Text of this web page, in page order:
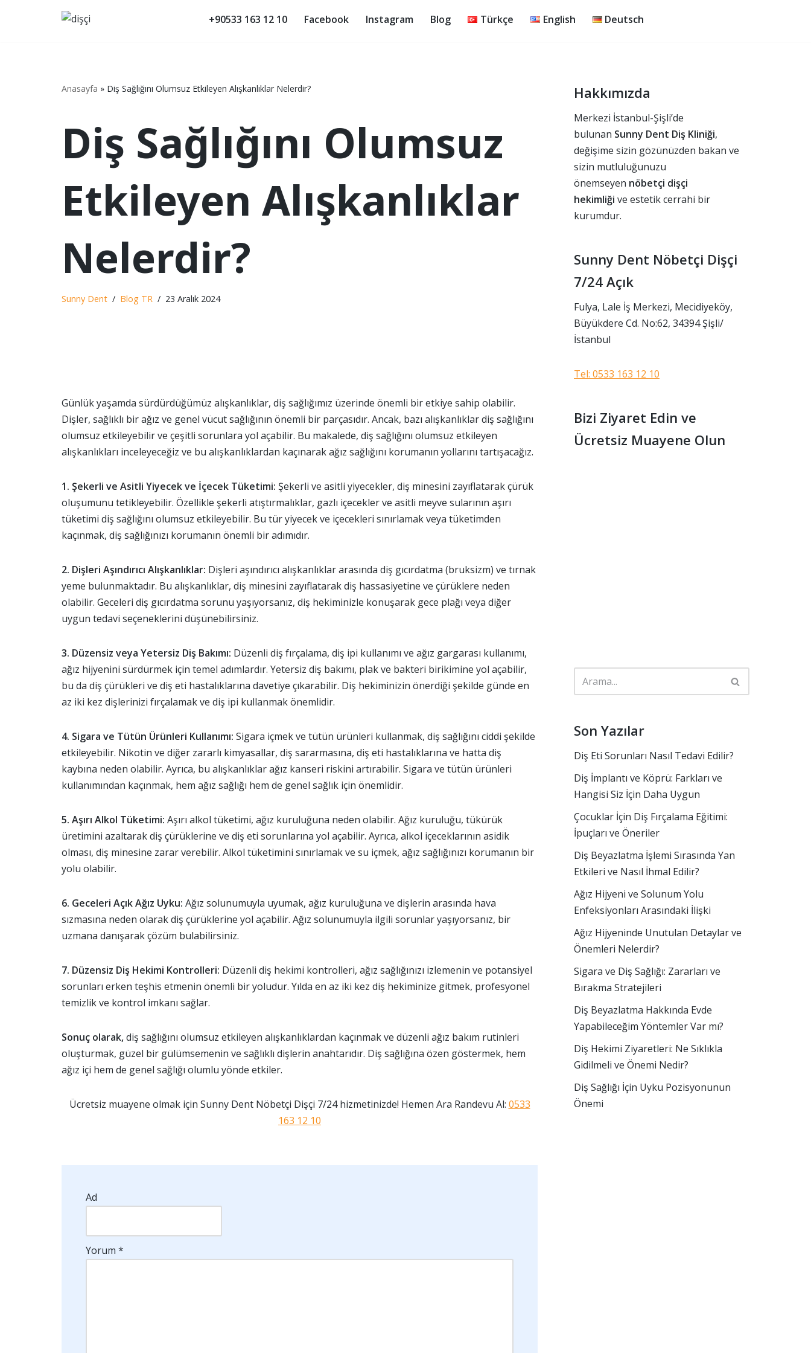
+90533 163 12 10 Facebook Instagram Blog Türkçe English Deutsch
Anasayfa » Diş Sağlığını Olumsuz Etkileyen Alışkanlıklar Nelerdir?
Diş Sağlığını Olumsuz
Etkileyen Alışkanlıklar
Nelerdir?
Sunny Dent Blog TR 23 Aralık 2024
Günlük yaşamda sürdürdüğümüz alışkanlıklar, diş sağlığımız üzerinde önemli bir etkiye sahip olabilir.
Dişler, sağlıklı bir ağız ve genel vücut sağlığının önemli bir parçasıdır. Ancak, bazı alışkanlıklar diş sağlığını
olumsuz etkileyebilir ve çeşitli sorunlara yol açabilir. Bu makalede, diş sağlığını olumsuz etkileyen
alışkanlıkları inceleyeceğiz ve bu alışkanlıklardan kaçınarak ağız sağlığını korumanın yollarını tartışacağız.
1. Şekerli ve Asitli Yiyecek ve İçecek Tüketimi: Şekerli ve asitli yiyecekler, diş minesini zayıflatarak çürük
oluşumunu tetikleyebilir. Özellikle şekerli atıştırmalıklar, gazlı içecekler ve asitli meyve sularının aşırı
tüketimi diş sağlığını olumsuz etkileyebilir. Bu tür yiyecek ve içecekleri sınırlamak veya tüketimden
kaçınmak, diş sağlığınızı korumanın önemli bir adımıdır.
2. Dişleri Aşındırıcı Alışkanlıklar: Dişleri aşındırıcı alışkanlıklar arasında diş gıcırdatma (bruksizm) ve tırnak
yeme bulunmaktadır. Bu alışkanlıklar, diş minesini zayıflatarak diş hassasiyetine ve çürüklere neden
olabilir. Geceleri diş gıcırdatma sorunu yaşıyorsanız, diş hekiminizle konuşarak gece plağı veya diğer
uygun tedavi seçeneklerini düşünebilirsiniz.
3. Düzensiz veya Yetersiz Diş Bakımı: Düzenli diş fırçalama, diş ipi kullanımı ve ağız gargarası kullanımı,
ağız hijyenini sürdürmek için temel adımlardır. Yetersiz diş bakımı, plak ve bakteri birikimine yol açabilir,
bu da diş çürükleri ve diş eti hastalıklarına davetiye çıkarabilir. Diş hekiminizin önerdiği şekilde günde en
az iki kez dişlerinizi fırçalamak ve diş ipi kullanmak önemlidir.
4. Sigara ve Tütün Ürünleri Kullanımı: Sigara içmek ve tütün ürünleri kullanmak, diş sağlığını ciddi şekilde
etkileyebilir. Nikotin ve diğer zararlı kimyasallar, diş sararmasına, diş eti hastalıklarına ve hatta diş
kaybına neden olabilir. Ayrıca, bu alışkanlıklar ağız kanseri riskini artırabilir. Sigara ve tütün ürünleri
kullanımından kaçınmak, hem ağız sağlığı hem de genel sağlık için önemlidir.
5. Aşırı Alkol Tüketimi: Aşırı alkol tüketimi, ağız kuruluğuna neden olabilir. Ağız kuruluğu, tükürük
üretimini azaltarak diş çürüklerine ve diş eti sorunlarına yol açabilir. Ayrıca, alkol içeceklarının asidik
olması, diş minesine zarar verebilir. Alkol tüketimini sınırlamak ve su içmek, ağız sağlığınızı korumanın bir
yolu olabilir.
6. Geceleri Açık Ağız Uyku: Ağız solunumuyla uyumak, ağız kuruluğuna ve dişlerin arasında hava
sızmasına neden olarak diş çürüklerine yol açabilir. Ağız solunumuyla ilgili sorunlar yaşıyorsanız, bir
uzmana danışarak çözüm bulabilirsiniz.
7. Düzensiz Diş Hekimi Kontrolleri: Düzenli diş hekimi kontrolleri, ağız sağlığınızı izlemenin ve potansiyel
sorunları erken teşhis etmenin önemli bir yoludur. Yılda en az iki kez diş hekiminize gitmek, profesyonel
temizlik ve kontrol imkanı sağlar.
Sonuç olarak,diş sağlığını olumsuz etkileyen alışkanlıklardan kaçınmak ve düzenli ağız bakım rutinleri
oluşturmak, güzel bir gülümsemenin ve sağlıklı dişlerin anahtarıdır. Diş sağlığına özen göstermek, hem
ağız içi hem de genel sağlığı olumlu yönde etkiler.
Ücretsiz muayene olmak için Sunny Dent Nöbetçi Dişçi 7/24 hizmetinizde! Hemen Ara Randevu Al: 0533
163 12 10
Ad
Yorum *
Hakkımızda
Merkezi İstanbul-Şişli’de
bulunan Sunny Dent Diş Kliniği,
değişime sizin gözünüzden bakan ve
sizin mutluluğunuzu
önemseyen nöbetçi dişçi
hekimliği ve estetik cerrahi bir
kurumdur.
Sunny Dent Nöbetçi Dişçi
7/24 Açık
Fulya, Lale İş Merkezi, Mecidiyeköy,
Büyükdere Cd. No:62, 34394 Şişli/
İstanbul
Tel: 0533 163 12 10
Bizi Ziyaret Edin ve
Ücretsiz Muayene Olun
Son Yazılar
Diş Eti Sorunları Nasıl Tedavi Edilir?
Diş İmplantı ve Köprü: Farkları ve
Hangisi Siz İçin Daha Uygun
Çocuklar İçin Diş Fırçalama Eğitimi:
İpuçları ve Öneriler
Diş Beyazlatma İşlemi Sırasında Yan
Etkileri ve Nasıl İhmal Edilir?
Ağız Hijyeni ve Solunum Yolu
Enfeksiyonları Arasındaki İlişki
Ağız Hijyeninde Unutulan Detaylar ve
Önemleri Nelerdir?
Sigara ve Diş Sağlığı: Zararları ve
Bırakma Stratejileri
Diş Beyazlatma Hakkında Evde
Yapabileceğim Yöntemler Var mı?
Diş Hekimi Ziyaretleri: Ne Sıklıkla
Gidilmeli ve Önemi Nedir?
Diş Sağlığı İçin Uyku Pozisyonunun
Önemi